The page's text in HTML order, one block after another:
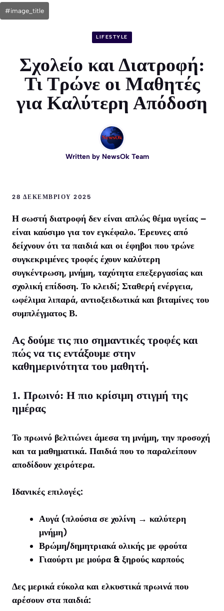
#image_title
LIFESTYLE
Σχολείο και Διατροφή:
Τι Τρώνε οι Μαθητές
για Καλύτερη Απόδοση
Written by NewsOk Team
28 ΔΕΚΕΜΒΡΊΟΥ 2025
Η σωστή διατροφή δεν είναι απλώς θέμα υγείας –
είναι καύσιμο για τον εγκέφαλο. Έρευνες από
δείχνουν ότι τα παιδιά και οι έφηβοι που τρώνε
συγκεκριμένες τροφές έχουν καλύτερη
συγκέντρωση, μνήμη, ταχύτητα επεξεργασίας και
σχολική επίδοση. Το κλειδί; Σταθερή ενέργεια,
ωφέλιμα λιπαρά, αντιοξειδωτικά και βιταμίνες του
συμπλέγματος Β.
Ας δούμε τις πιο σημαντικές τροφές και
πώς να τις εντάξουμε στην
καθημερινότητα του μαθητή.
1. Πρωινό: Η πιο κρίσιμη στιγμή της
ημέρας
Το πρωινό βελτιώνει άμεσα τη μνήμη, την προσοχή
και τα μαθηματικά. Παιδιά που το παραλείπουν
αποδίδουν χειρότερα.
Ιδανικές επιλογές:
Αυγά (πλούσια σε χολίνη → καλύτερη
μνήμη)
Βρώμη/δημητριακά ολικής με φρούτα
Γιαούρτι με μούρα & ξηρούς καρπούς
Δες μερικά εύκολα και ελκυστικά πρωινά που
αρέσουν στα παιδιά: